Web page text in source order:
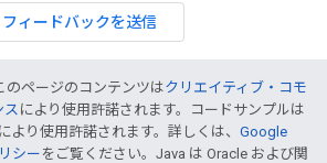
フィードバックを送信
のページのコンテンツはクリエイティブ・コモ
ス により使用許諾されます。コードサンプルは
により使用許諾されます。詳しくは、 Google
シー をご覧ください。Java は Oracle および関